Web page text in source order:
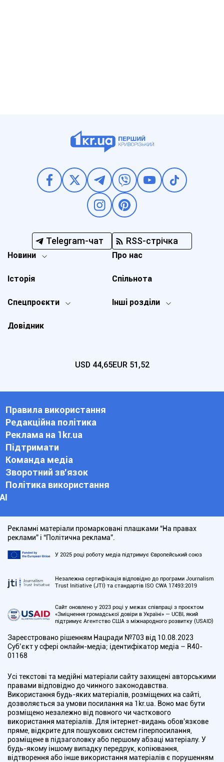
Telegram-чат RSS-стрічка
Новини
Спецпроєкти Інші розділи
Історія
Про нас
Довідник
Спільнота
USD 44,65EUR 51,52
Правила використання
Редакційна політика
Реклама на 1kr.ua
Підтримати
Команда медіа
Зворотний зв'язок
Політика використання
АІ
Рекламні матеріали промарковані плашками “На правах
реклами” і “Політична реклама”.
У 2025 році роботу медіа підтримує Європейський союз
Незалежна сертифікація відповідно до програми Journalism
Trust Initiative (JTI) та стандартів ISO CWA 17493:2019
Сайт оновлено у 2023 році у межах співпраці з проєктом
«Зміцнення громадської довіри в Україні» — UCBI, який
підтримує Агентство США з міжнародного розвитку (USAID)
Зареєстровано рішенням Нацради №703 від 10.08.2023
Cуб’єкт у сфері онлайн-медіа; ідентифікатор медіа – R40-
01168
Усі текстові та медійні матеріали сайту захищені авторськими
правами відповідно до чинного законодавства.
Використання будь-яких матеріалів, розміщених на сайті,
дозволяється за умови посилання на 1kr.ua. Воно має бути
розміщено незалежно від повного чи часткового
використання матеріалів. Для інтернет-видань обов'язкове
пряме, відкрите для пошукових систем гіперпосилання,
розміщене в підзаголовку або першому абзаці матеріалу. У
будь-якому іншому випадку передрук, копіювання,
відтворення або інше використання матеріалів є порушенням